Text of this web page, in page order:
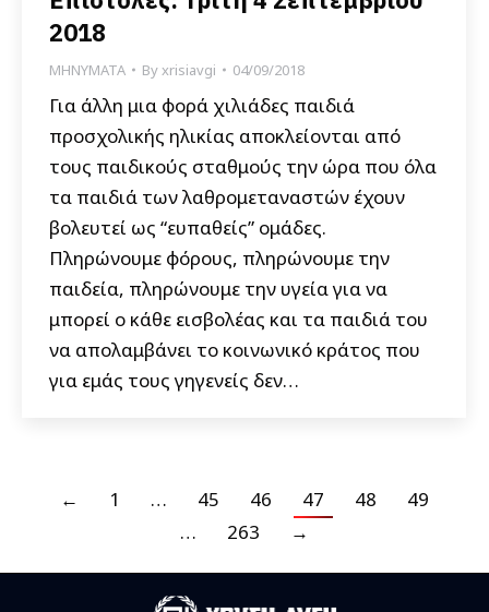
2018
ΜΗΝΥΜΑΤΑ Byxrisiavgi 04/09/2018
Για άλλη μια φορά χιλιάδες παιδιά
προσχολικής ηλικίας αποκλείονται από
τους παιδικούς σταθμούς την ώρα που όλα
τα παιδιά των λαθρομεταναστών έχουν
βολευτεί ως “ευπαθείς” ομάδες.
Πληρώνουμε φόρους, πληρώνουμε την
παιδεία, πληρώνουμε την υγεία για να
μπορεί ο κάθε εισβολέας και τα παιδιά του
να απολαμβάνει το κοινωνικό κράτος που
για εμάς τους γηγενείς δεν…
← 1 … 45 46 47 48
49
…
263 →